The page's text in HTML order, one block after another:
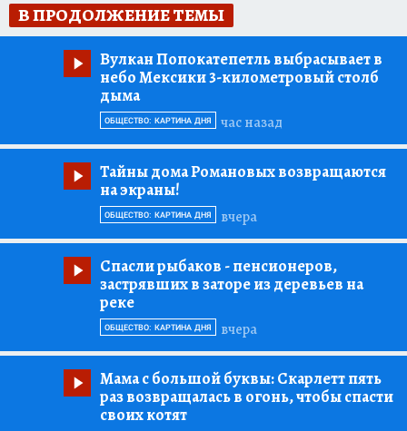
В ПРОДОЛЖЕНИЕ ТЕМЫ
Вулкан Попокатепетль выбрасывает в
небо Мексики 3-километровый столб
дыма
час назад
ОБЩЕСТВО: КАРТИНА ДНЯ
Тайны дома Романовых возвращаются
на экраны!
вчера
ОБЩЕСТВО: КАРТИНА ДНЯ
Спасли рыбаков - пенсионеров,
застрявших в заторе из деревьев на
реке
вчера
ОБЩЕСТВО: КАРТИНА ДНЯ
Мама с большой буквы:Скарлетт пять
раз возвращалась в огонь, чтобы спасти
своих котят